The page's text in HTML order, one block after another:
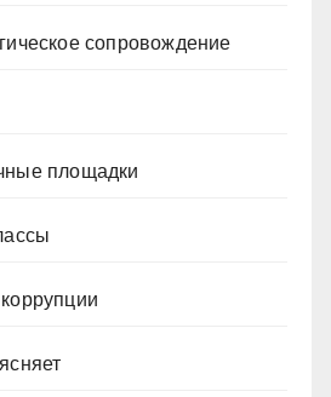
сопровождение
площадки